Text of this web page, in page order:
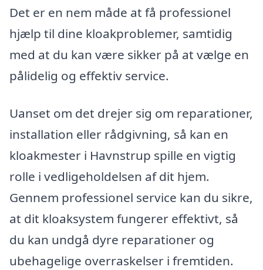
Det er en nem måde at få professionel
hjælp til dine kloakproblemer, samtidig
med at du kan være sikker på at vælge en
pålidelig og effektiv service.
Uanset om det drejer sig om reparationer,
installation eller rådgivning, så kan en
kloakmester i Havnstrup spille en vigtig
rolle i vedligeholdelsen af dit hjem.
Gennem professionel service kan du sikre,
at dit kloaksystem fungerer effektivt, så
du kan undgå dyre reparationer og
ubehagelige overraskelser i fremtiden.